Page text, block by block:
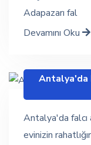
Adapazarı fal
Devamını Oku
Antalya'da
Antalya'da falcı
evinizin